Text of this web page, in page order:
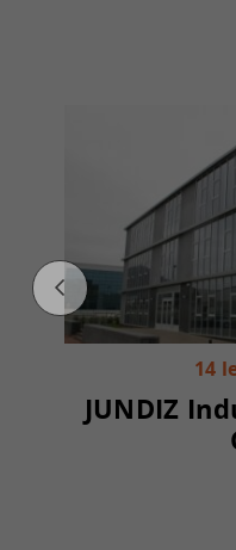
14
JUNDIZ